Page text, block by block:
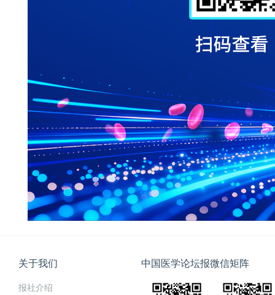
关于我们
报社介绍
中国医学论坛报微信矩阵